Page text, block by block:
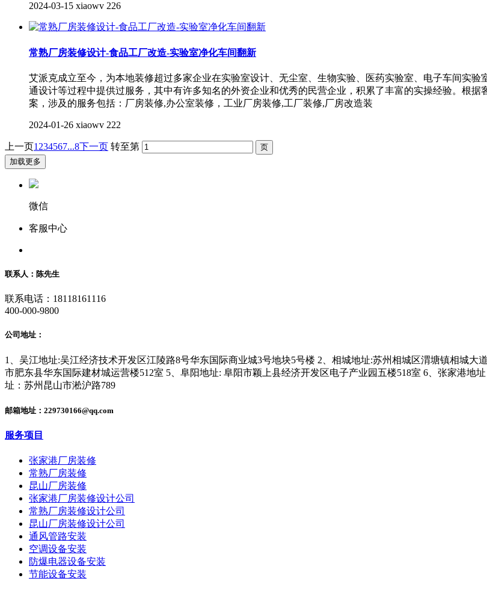
2024-03-15 xiaowv 226
常熟厂房装修设计-食品工厂改造-实验室净化车间翻新
艾派克成立至今，为本地装修超过多家企业在实验室设计、无尘室、生物实验、医药实验室、电子车间实
通设计等过程中提供过服务，其中有许多知名的外资企业和优秀的民营企业，积累了丰富的实操经验。根
案，涉及的服务包括：厂房装修,办公室装修，工业厂房装修,工厂装修,厂房改造装
2024-01-26 xiaowv 222
上一页1 234567...8下一页 转至第
加载更多
微信
客服中心
联系人：陈先生
联系电话：18118161116
400-000-9800
公司地址：
1、吴江地址:吴江经济技术开发区江陵路8号华东国际商业城3号地块5号楼 2、相城地址:苏州相城区渭塘镇相城大
市肥东县华东国际建材城运营楼512室 5、阜阳地址: 阜阳市颖上县经济开发区电子产业园五楼518室 6、张家港地
址：苏州昆山市淞沪路789
邮箱地址：229730166@qq.com
服务项目
张家港厂房装修
常熟厂房装修
昆山厂房装修
张家港厂房装修设计公司
常熟厂房装修设计公司
昆山厂房装修设计公司
通风管路安装
空调设备安装
防爆电器设备安装
节能设备安装